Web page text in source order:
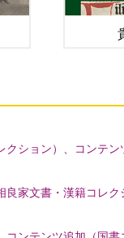
ション）、コンテ
家文書・漢籍コレク